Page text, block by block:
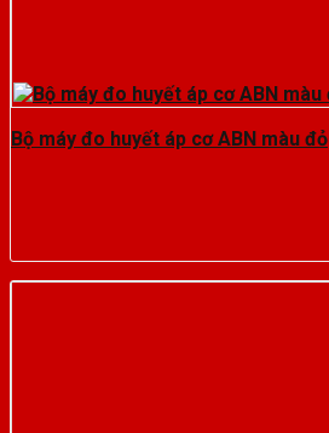
Bộ máy đo huyết áp cơ ABN màu đỏ